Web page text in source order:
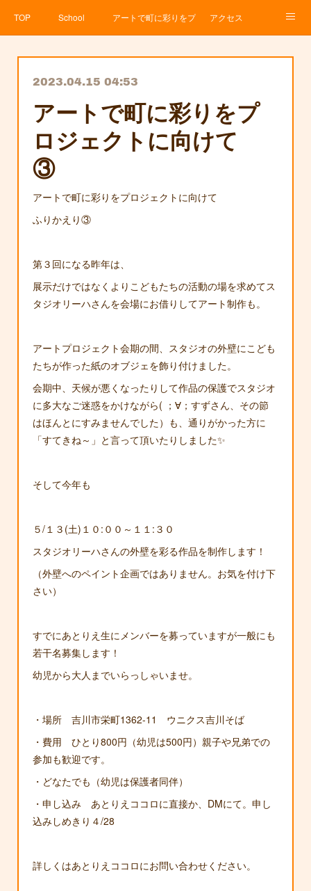
TOP School アートで町に彩りをプロジェクト
アクセス
2023.04.15 04:53
アートで町に彩りをプ
ロジェクトに向けて
③
アートで町に彩りをプロジェクトに向けて
ふりかえり③
第３回になる昨年は、
展示だけではなくよりこどもたちの活動の場を求めてス
タジオリーハさんを会場にお借りしてアート制作も。
アートプロジェクト会期の間、スタジオの外壁にこども
たちが作った紙のオブジェを飾り付けました。
会期中、天候が悪くなったりして作品の保護でスタジオ
に多大なご迷惑をかけながら( ；∀；すずさん、その節
はほんとにすみませんでした）も、通りがかった方に
「すてきね～」と言って頂いたりしました✨
そして今年も
５/１３(土)１０:００～１１:３０
スタジオリーハさんの外壁を彩る作品を制作します！
（外壁へのペイント企画ではありません。お気を付け下
さい）
すでにあとりえ生にメンバーを募っていますが一般にも
若干名募集します！
幼児から大人までいらっしゃいませ。
・場所 吉川市栄町1362-11 ウニクス吉川そば
・費用 ひとり800円（幼児は500円）親子や兄弟での
参加も歓迎です。
・どなたでも（幼児は保護者同伴）
・申し込み あとりえココロに直接か、DMにて。申し
込みしめきり４/28
詳しくはあとりえココロにお問い合わせください。